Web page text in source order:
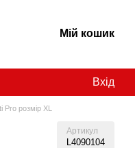
Мій кошик
Вхід
Pro розмір XL
Артикул
L4090104